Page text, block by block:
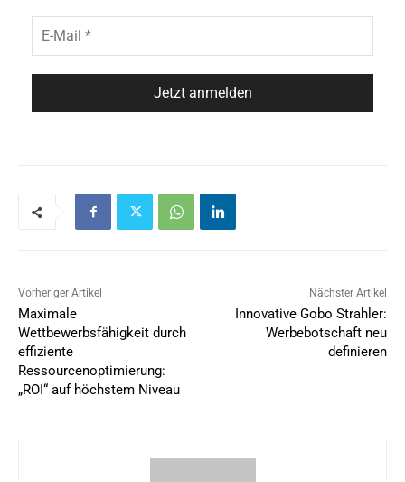
Vorheriger Artikel
Maximale
Wettbewerbsfähigkeit durch
effiziente
Ressourcenoptimierung:
„ROI“ auf höchstem Niveau
Nächster Artikel
Innovative Gobo Strahler:
Werbebotschaft neu
definieren